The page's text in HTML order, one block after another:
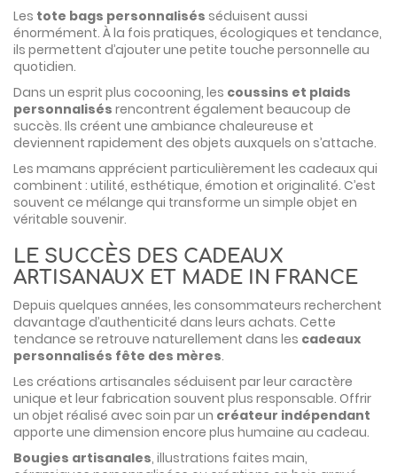
Les tote bags personnalisés séduisent aussi
énormément. À la fois pratiques, écologiques et tendance,
ils permettent d’ajouter une petite touche personnelle au
quotidien.
Dans un esprit plus cocooning, les coussins et plaids
personnalisés rencontrent également beaucoup de
succès. Ils créent une ambiance chaleureuse et
deviennent rapidement des objets auxquels on s’attache.
Les mamans apprécient particulièrement les cadeaux qui
combinent : utilité, esthétique, émotion et originalité. C’est
souvent ce mélange qui transforme un simple objet en
véritable souvenir.
LE SUCCÈS DES CADEAUX
ARTISANAUX ET MADE IN FRANCE
Depuis quelques années, les consommateurs recherchent
davantage d’authenticité dans leurs achats. Cette
tendance se retrouve naturellement dans les cadeaux
personnalisés fête des mères.
Les créations artisanales séduisent par leur caractère
unique et leur fabrication souvent plus responsable. Offrir
un objet réalisé avec soin par un créateur indépendant
apporte une dimension encore plus humaine au cadeau.
Bougies artisanales, illustrations faites main,